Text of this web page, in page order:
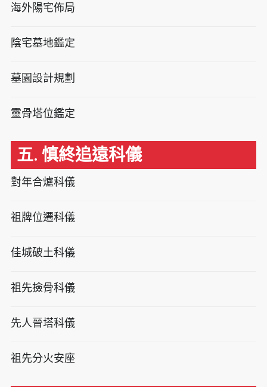
海外陽宅佈局
陰宅墓地鑑定
墓園設計規劃
靈骨塔位鑑定
五. 慎終追遠科儀
對年合爐科儀
祖牌位遷科儀
佳城破土科儀
祖先撿骨科儀
先人晉塔科儀
祖先分火安座